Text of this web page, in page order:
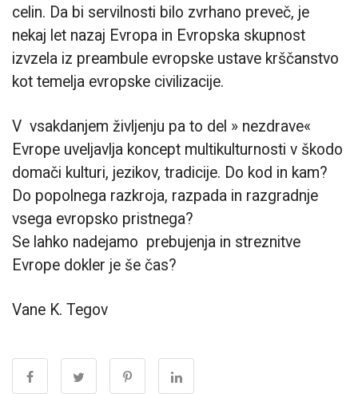
celin. Da bi servilnosti bilo zvrhano preveč, je
nekaj let nazaj Evropa in Evropska skupnost
izvzela iz preambule evropske ustave krščanstvo
kot temelja evropske civilizacije.
V vsakdanjem življenju pa to del » nezdrave«
Evrope uveljavlja koncept multikulturnosti v škodo
domači kulturi, jezikov, tradicije. Do kod in kam?
Do popolnega razkroja, razpada in razgradnje
vsega evropsko pristnega?
Se lahko nadejamo prebujenja in streznitve
Evrope dokler je še čas?
Vane K. Tegov